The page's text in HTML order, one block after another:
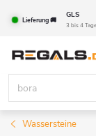
InhaltLieferung 🚚
GLS
3 bis 4 Tage
Wassersteine